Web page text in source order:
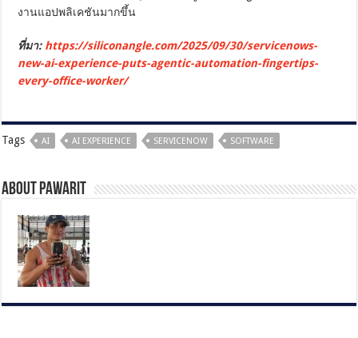
งานแอปพลิเคชันมากขึ้น
ที่มา: https://siliconangle.com/2025/09/30/servicenows-
new-ai-experience-puts-agentic-automation-fingertips-
every-office-worker/
Tags AI AI EXPERIENCE SERVICENOW SOFTWARE
About pawarit